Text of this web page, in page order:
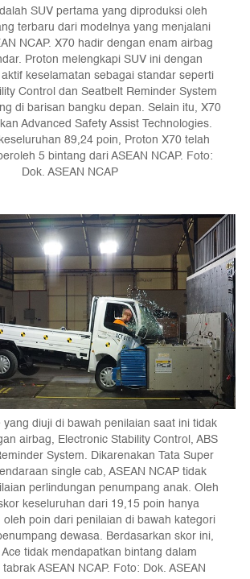
SUV pertama yang diproduksi oleh
terbaru dari modelnya yang menjalani
NCAP. X70 hadir dengan enam airbag
Proton melengkapi SUV ini dengan
keselamatan sebagai standar seperti
Control dan Seatbelt Reminder System
di barisan bangku depan. Selain itu, X70
Advanced Safety Assist Technologies.
89,24 poin, Proton X70 telah
5 bintang dari ASEAN NCAP. Foto:
Dok. ASEAN NCAP
yang diuji di bawah penilaian saat ini tidak
airbag, Electronic Stability Control, ABS
System. Dikarenakan Tata Super
single cab, ASEAN NCAP tidak
perlindungan penumpang anak. Oleh
keseluruhan dari 19,15 poin hanya
poin dari penilaian di bawah kategori
dewasa. Berdasarkan skor ini,
tidak mendapatkan bintang dalam
ASEAN NCAP. Foto: Dok. ASEAN